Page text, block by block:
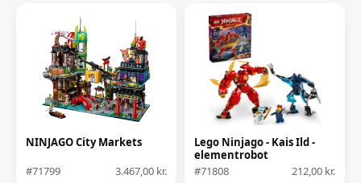
NINJAGO City Markets
#71799 3.467,00 kr.
Lego Ninjago - Kais Ild -
elementrobot
#71808
212,00 kr.